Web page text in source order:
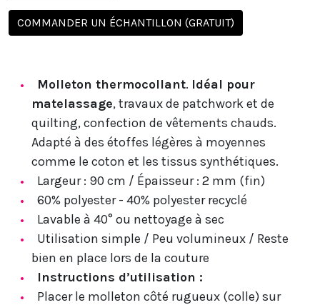
COMMANDER UN ÉCHANTILLON (GRATUIT)
Molleton thermocollant. Idéal pour
matelassage, travaux de patchwork et de
quilting, confection de vêtements chauds.
Adapté à des étoffes légères à moyennes
comme le coton et les tissus synthétiques.
Largeur : 90 cm / Épaisseur : 2 mm (fin)
60% polyester - 40% polyester recyclé
Lavable à 40° ou nettoyage à sec
Utilisation simple / Peu volumineux / Reste
bien en place lors de la couture
Instructions d’utilisation :
Placer le molleton côté rugueux (colle) sur